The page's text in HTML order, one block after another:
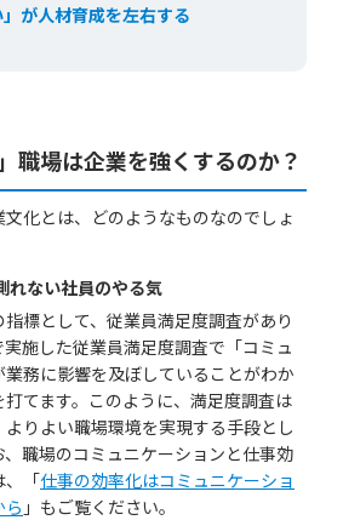
」が人材育成を左右する
職場は企業を強くするのか？
化とは、どのようなものなのでしょ
れない社員のやる気
指標として、従業員満足度調査があり
施した従業員満足度調査で「コミュ
務に影響を及ぼしていることがわか
てます。このように、満足度調査は
りよい職場環境を実現する手段とし
職場のコミュニケーションと仕事効
、「仕事の効率化はコミュニケーショ
ら 」もご覧ください。